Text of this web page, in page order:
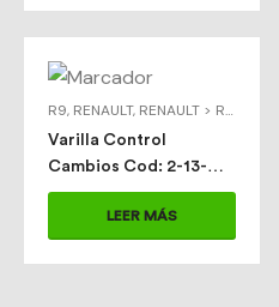
,CAUCHOS,TOYOTA
R9, RENAULT, RENAULT > R9
Varilla Control
Cambios Cod: 2-13-
1803
LEER MÁS